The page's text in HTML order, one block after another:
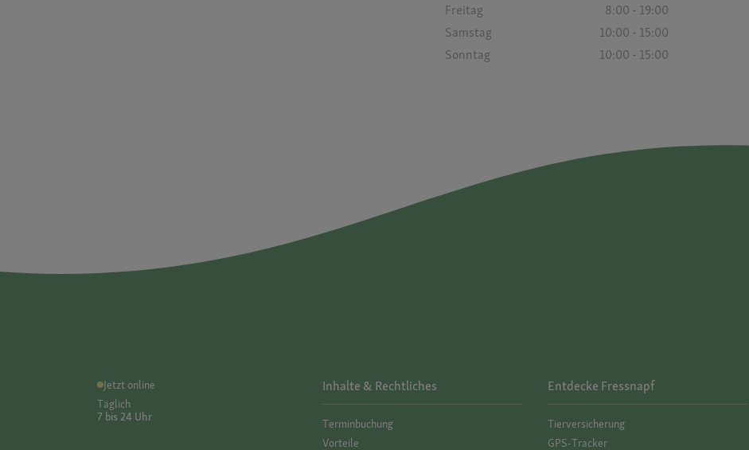
Freitag
8:00 - 19:00
Samstag
10:00 - 15:00
Sonntag
10:00 - 15:00
Jetzt online
Täglich
7 bis 24 Uhr
Inhalte & Rechtliches
Termin­buchung
Vorteile
Entdecke Fressnapf
Tierversicherung
GPS-Tracker